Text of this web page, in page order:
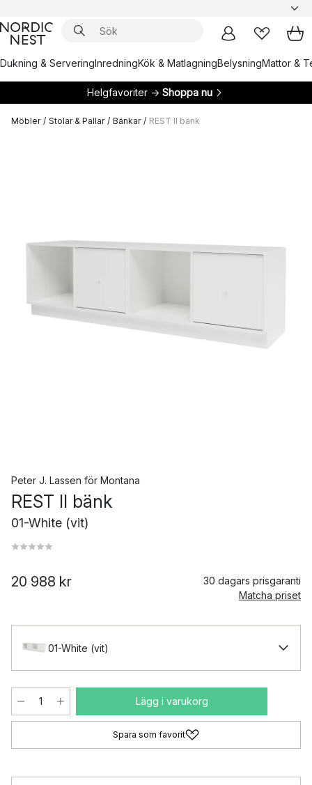
Dukning & ServeringInredningKök & MatlagningBelysningMattor &
Helgfavoriter → Shoppa nu
Möbler / Stolar & Pallar / Bänkar / REST II bänk
Peter J. Lassen för Montana
REST II bänk
01-White (vit)
20 988 kr
30 dagars prisgaranti
Matcha priset
01-White (vit)
Lägg i varukorg
Spara som favorit